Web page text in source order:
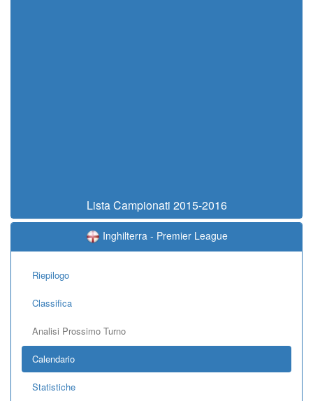
Lista Campionati 2015-2016
Inghilterra - Premier League
Riepilogo
Classifica
Analisi Prossimo Turno
Calendario
Statistiche